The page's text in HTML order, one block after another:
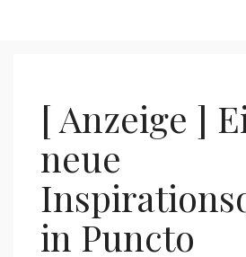
[ Anzeige ]
neue
in Puncto